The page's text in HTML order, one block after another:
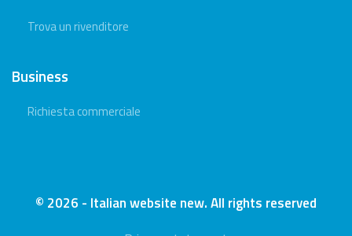
Trova un rivenditore
Business
Richiesta commerciale
© 2026 - Italian website new. All rights reserved